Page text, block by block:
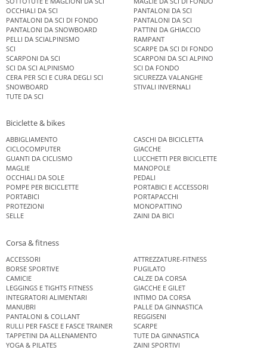
OCCHIALI DA SCI
PANTALONI DA SCI
PANTALONI DA SCI DI FONDO
PANTALONI DA SCI
PANTALONI DA SNOWBOARD
PATTINI DA GHIACCIO
PELLI DA SCIALPINISMO
RAMPANT
SCI
SCARPE DA SCI DI FONDO
SCARPONI DA SCI
SCARPONI DA SCI ALPINO
SCI DA SCI ALPINISMO
SCI DA FONDO
CERA PER SCI E CURA DEGLI SCI
SICUREZZA VALANGHE
SNOWBOARD
STIVALI INVERNALI
TUTE DA SCI
Biciclette & bikes
ABBIGLIAMENTO
CASCHI DA BICICLETTA
CICLOCOMPUTER
GIACCHE
GUANTI DA CICLISMO
LUCCHETTI PER BICICLETTE
MAGLIE
MANOPOLE
OCCHIALI DA SOLE
PEDALI
POMPE PER BICICLETTE
PORTABICI E ACCESSORI
PORTABICI
PORTAPACCHI
PROTEZIONI
MONOPATTINO
SELLE
ZAINI DA BICI
Corsa & fitness
ACCESSORI
ATTREZZATURE-FITNESS
BORSE SPORTIVE
PUGILATO
CAMICIE
CALZE DA CORSA
LEGGINGS E TIGHTS FITNESS
GIACCHE E GILET
INTEGRATORI ALIMENTARI
INTIMO DA CORSA
MANUBRI
PALLE DA GINNASTICA
PANTALONI & COLLANT
REGGISENI
RULLI PER FASCE E FASCE TRAINER
SCARPE
TAPPETINI DA ALLENAMENTO
TUTE DA GINNASTICA
YOGA & PILATES
ZAINI SPORTIVI